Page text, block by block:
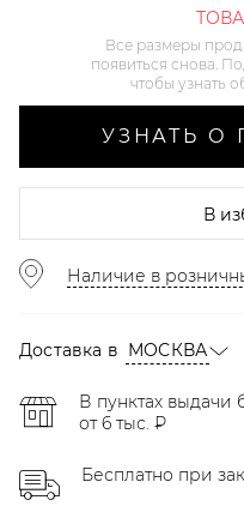
Все размеры
появиться снова.
чтобы узнать
УЗНАТЬ О
В
Наличие в
Доставка в МОСКВА
В пунктах выдачи
от 6 тыс. ₽
Бесплатно при